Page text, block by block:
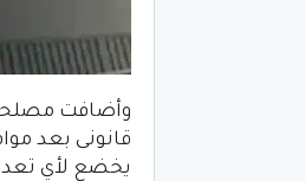
وأضافت مصلحة
قانونى بعد
يخضع لأي